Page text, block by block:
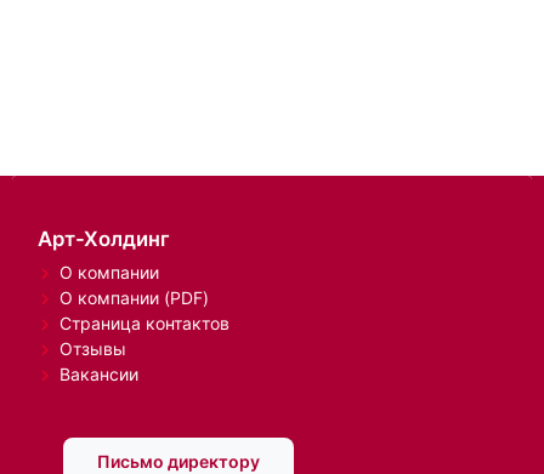
Арт-Холдинг
О компании
О компании (PDF)
Страница контактов
Отзывы
Вакансии
Письмо директору